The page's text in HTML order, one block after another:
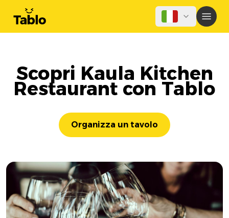
Scopri Kaula Kitchen
Restaurant con Tablo
Organizza un tavolo